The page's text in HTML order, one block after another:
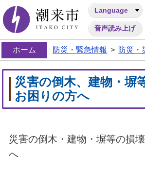
潮来市
Language
音声読み上げ
ホーム 防災・緊急情報 > 防災・
災害の倒木、建物・塀
お困りの方へ
災害の倒木・建物・塀等の損
へ